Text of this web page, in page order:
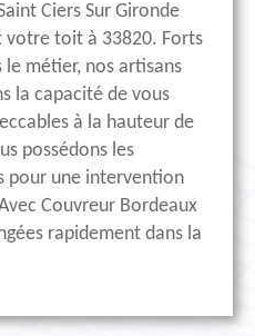
Ciers Sur Gironde
toit à 33820. Forts
le métier, nos artisans
la capacité de vous
à la hauteur de
possédons les
pour une intervention
Couvreur Bordeaux
rapidement dans la